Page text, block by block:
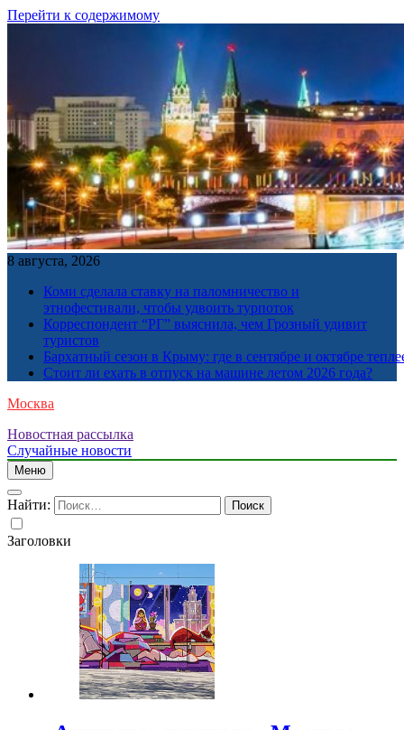
Перейти к содержимому
8 августа, 2026
Коми сделала ставку на паломничество и
этнофестивали, чтобы удвоить турпоток
Корреспондент “РГ” выяснила, чем Грозный удивит
туристов
Бархатный сезон в Крыму: где в сентябре и октябре
Стоит ли ехать в отпуск на машине летом 2026 года?
Москва
Новостная рассылка
Случайные новости
Меню
Найти:
Заголовки